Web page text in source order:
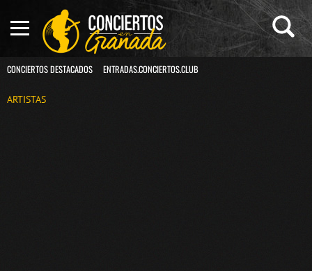
CONCIERTOS DESTACADOS ENTRADAS.CONCIERTOS.CLUB
ARTISTAS